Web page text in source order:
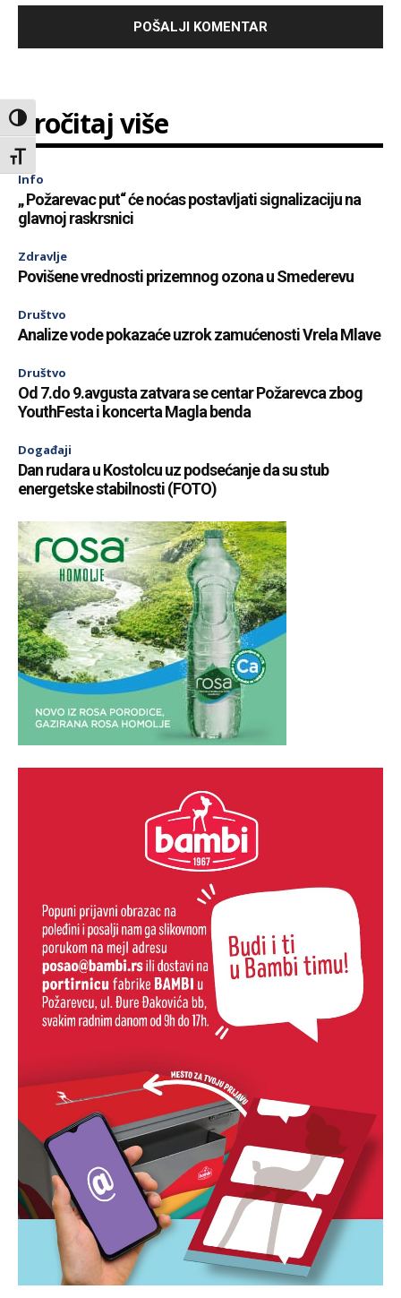
Toggle High Contrast
Toggle Font size
Pročitaj više
Info
„ Požarevac put“ će noćas postavljati signalizaciju na
glavnoj raskrsnici
Zdravlje
Povišene vrednosti prizemnog ozona u Smederevu
Društvo
Analize vode pokazaće uzrok zamućenosti Vrela Mlave
Društvo
Od 7.do 9.avgusta zatvara se centar Požarevca zbog
YouthFesta i koncerta Magla benda
Događaji
Dan rudara u Kostolcu uz podsećanje da su stub
energetske stabilnosti (FOTO)